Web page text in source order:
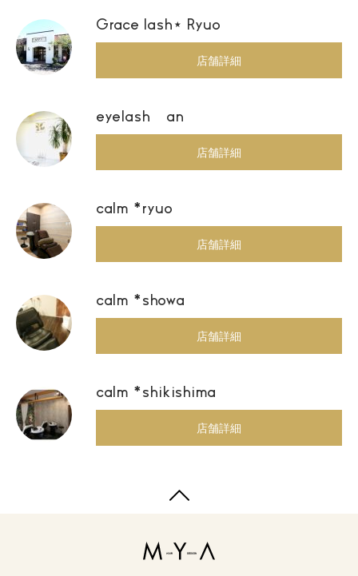
Grace lash⋆ Ryuo
店舗詳細
eyelash an
店舗詳細
calm *ryuo
店舗詳細
calm *showa
店舗詳細
calm *shikishima
店舗詳細